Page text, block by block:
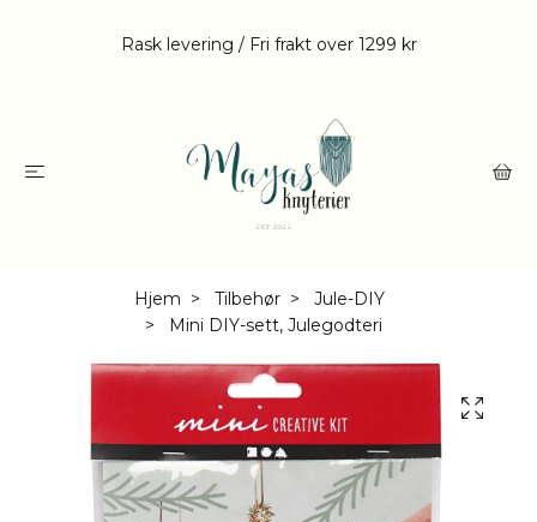
Rask levering / Fri frakt over 1299 kr
Hjem Tilbehør
Jule-DIY
Mini DIY-sett, Julegodteri